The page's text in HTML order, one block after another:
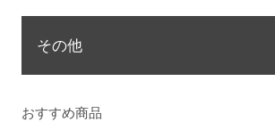
その他
おすすめ商品